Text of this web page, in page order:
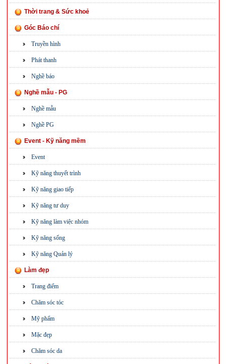
Thời trang & Sức khoẻ
Góc Báo chí
Truyền hình
Phát thanh
Nghề báo
Nghề mẫu - PG
Nghề mẫu
Nghề PG
Event - Kỹ năng mềm
Event
Kỹ năng thuyết trình
Kỹ năng giao tiếp
Kỹ năng tư duy
Kỹ năng làm việc nhóm
Kỹ năng sống
Kỹ năng Quản lý
Làm đẹp
Trang điểm
Chăm sóc tóc
Mỹ phẩm
Mặc đẹp
Chăm sóc da